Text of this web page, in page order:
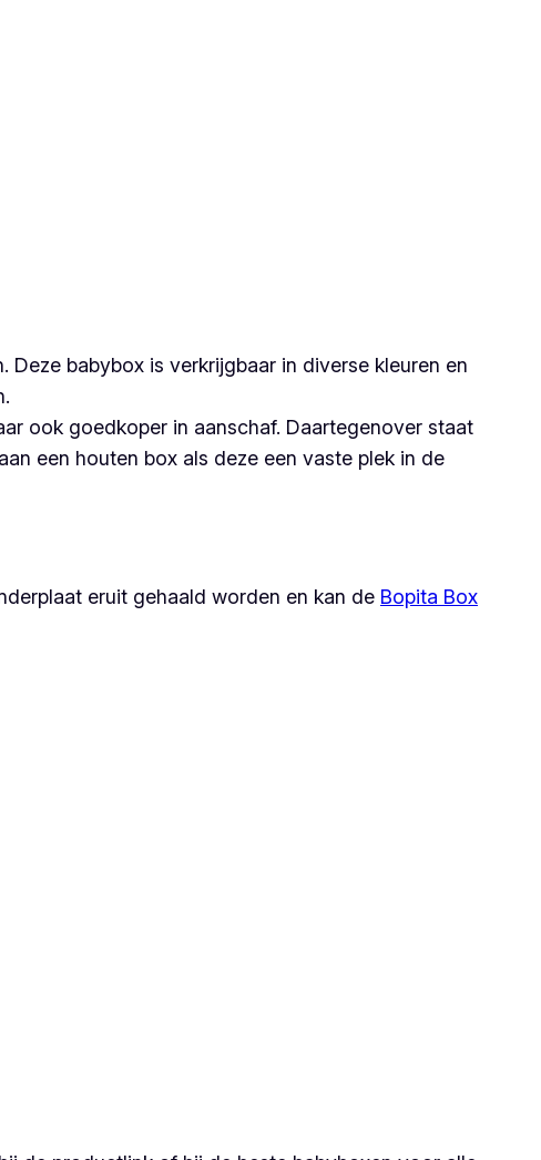
babybox is verkrijgbaar in diverse kleuren en
ook goedkoper in aanschaf. Daartegenover staat
een houten box als deze een vaste plek in de
eruit gehaald worden en kan de Bopita Box